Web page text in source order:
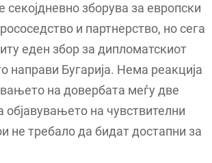
зборува за европски
и партнерство, но сега
еден збор за дипломатскиот
направи Бугарија. Нема реакција
на довербата меѓу две
објавувањето на чувствителни
не требало да бидат достапни за